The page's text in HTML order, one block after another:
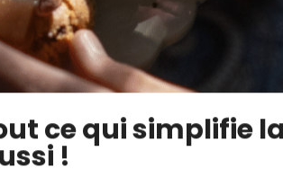
ce qui simplifie
!
en ligne du